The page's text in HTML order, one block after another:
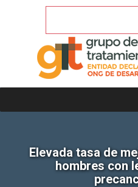
Elevada tasa de
hombres con